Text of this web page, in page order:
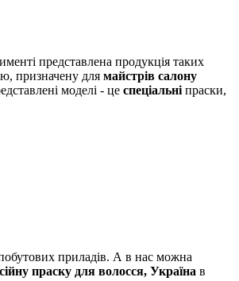
представлена ​​продукція таких
призначену для майстрів салону
моделі - це спеціальні праски,
приладів. А в нас можна
праску для волосся, Україна в